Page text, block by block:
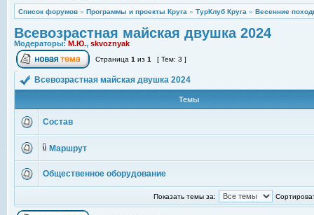
Список форумов » Программы и проекты Круга » ТурКлуб Круга » Весенние
Всевозрастная майская двушка 2024
Модераторы:М.Ю., skvoznyak
Страница 1 из 1 [ Тем: 3 ]
Всевозрастная майская двушка 2024
Темы
Состав
Маршрут
Общественное оборудование
Показать темы за: